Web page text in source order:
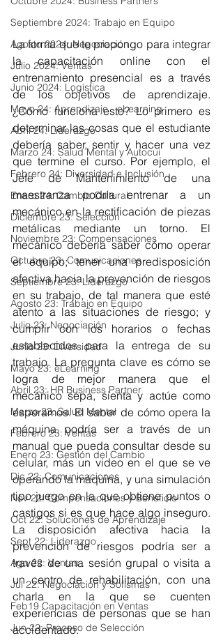
Septiembre 2024: Trabajo en Equipo
Agosto 2024: Negociación
Julio 2024: Ventas
Junio 2024: Logística
Mayo 24: Aprendizaje - eLearning
Abril 24: Liderazgo
Marzo 24: Salud Mental y Autocui
Febrero 24: Diversidad e Inclusión
Enero 24: Cambio Cultural
Diciembre 23: Selección
Noviembre 23: Compensaciones
Octubre 23: Comunicaciones
Septiembre 23: Liderazgo
Agosto 23: Trabajo en Equipo
Julio 23: Negociación
Junio 23: Diversidad
Mayo 23: eLearning
Abril 23: HR Business Partner
Marzo 23: Salud Mental
Febrero 23: Ventas
Enero 23: Gestión del Cambio
Dic 22: Comunicaciones
Nov 22: Compensaciones y Beneficio
Oct 22: Soluciones de Aprendizaje
Sept 22: Liderazgo
Ago 22: Ventas
Jul 22: Negociación y Sofismas
Feb19 Capacitación en Ventas
Jun 22: Proceso de Selección
La forma que te propongo para integrar
la capacitación online con el
entrenamiento presencial es a través
de los objetivos de aprendizaje.
¿Cómo funciona esto? Lo primero es
determinar las cosas que el estudiante
debería saber, sentir y hacer una vez
que termine el curso. Por ejemplo, el
Jefe de Mantenimiento de una
maestranza podría entrenar a un
mecánico en la rectificación de piezas
metálicas mediante un torno. El
mecánico debería saber cómo operar
el equipo; tener una predisposición
afectiva hacia la prevención de riesgos
en su trabajo, de tal manera que esté
atento a las situaciones de riesgo; y
cumplir con los horarios o fechas
establecidos para la entrega de su
trabajo. La pregunta clave es cómo se
logra de mejor manera que el
mecánico sepa, sienta y actúe como
esperamos. El saber de cómo opera la
máquina podría ser a través de un
manual que pueda consultar desde su
celular, más un video en el que se ve
operando la máquina, y una simulación
tipo juego en la que obtiene puntos o
castigos si es que hace algo inseguro.
La disposición afectiva hacia la
prevención de riesgos podría ser a
través de una sesión grupal o visita a
un centro de rehabilitación, con una
charla en la que se cuenten
experiencias de personas que se han
accidentado.